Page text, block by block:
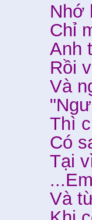
Nhớ
Chỉ
Anh
Rồi
Và
Thì
Có
Tại
Và